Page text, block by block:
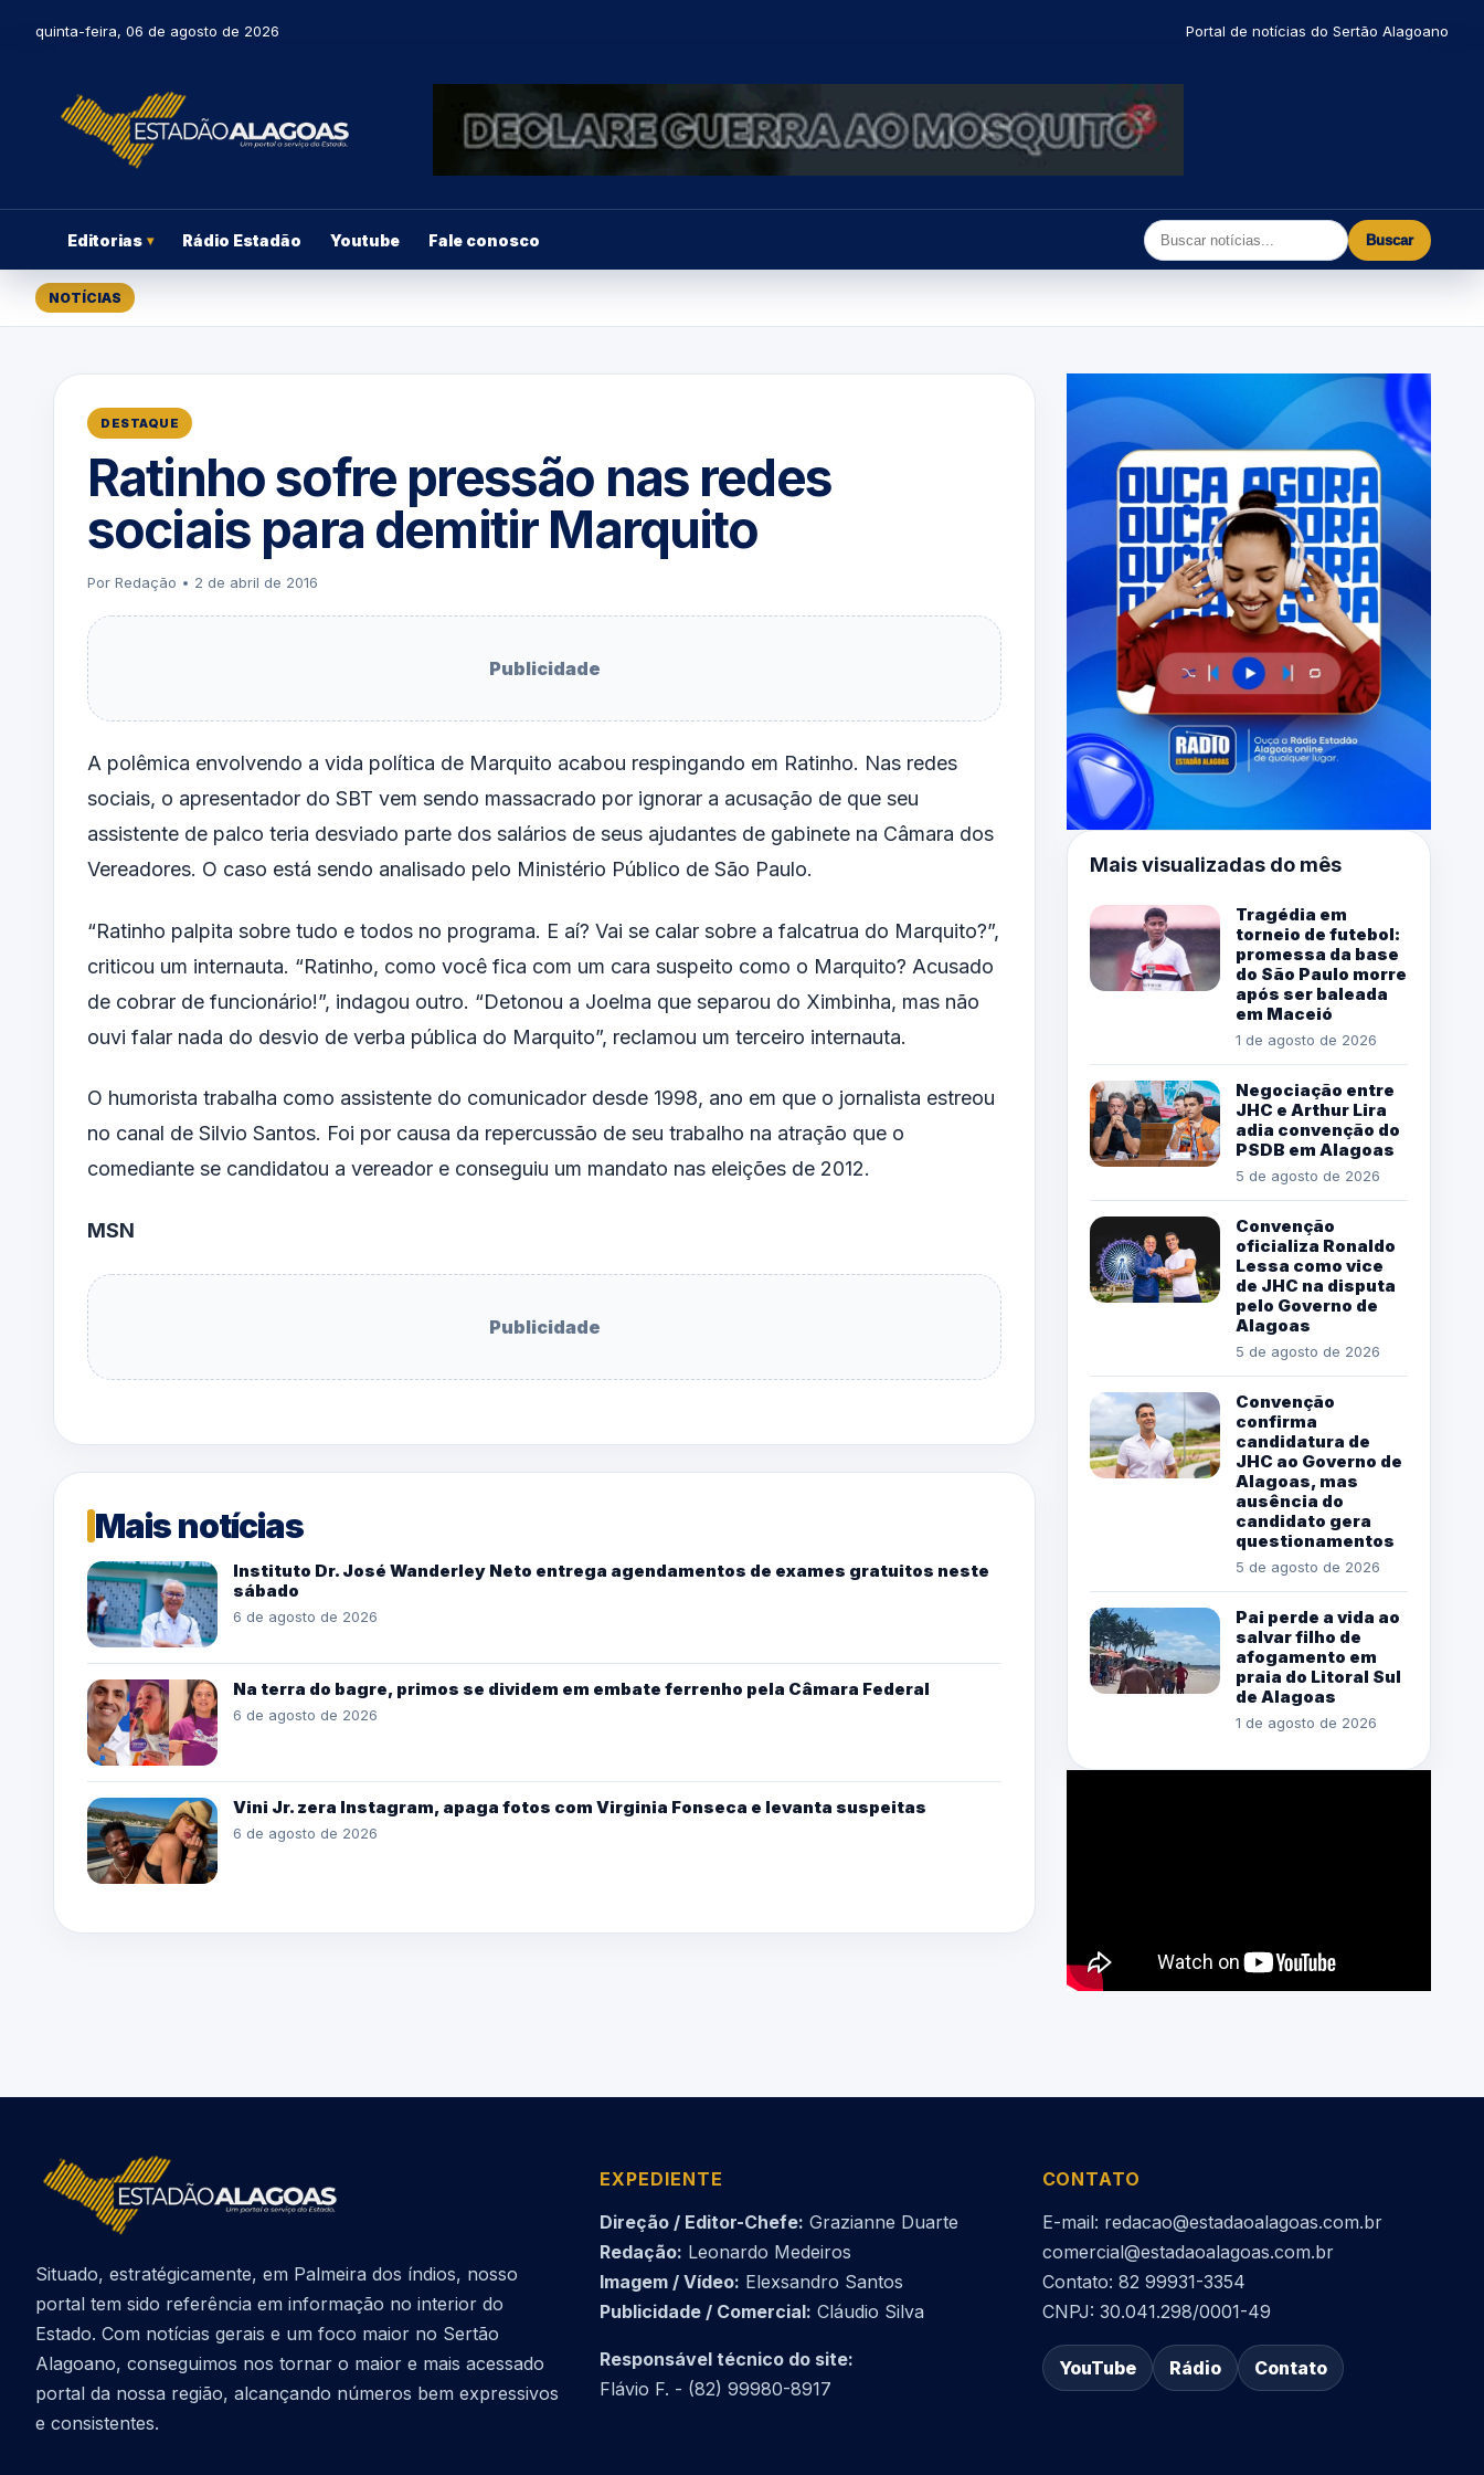
quinta-feira, 06 de agosto de 2026 Portal de notícias do Sertão Alagoano
Editorias ▾ Rádio Estadão Youtube Fale conosco Buscar
NOTÍCIAS
DESTAQUE
Ratinho sofre pressão nas redes
sociais para demitir Marquito
Por Redação • 2 de abril de 2016
Publicidade
A polêmica envolvendo a vida política de Marquito acabou respingando em Ratinho. Nas redes
sociais, o apresentador do SBT vem sendo massacrado por ignorar a acusação de que seu
assistente de palco teria desviado parte dos salários de seus ajudantes de gabinete na Câmara dos
Vereadores. O caso está sendo analisado pelo Ministério Público de São Paulo.
“Ratinho palpita sobre tudo e todos no programa. E aí? Vai se calar sobre a falcatrua do Marquito?”,
criticou um internauta. “Ratinho, como você fica com um cara suspeito como o Marquito? Acusado
de cobrar de funcionário!”, indagou outro. “Detonou a Joelma que separou do Ximbinha, mas não
ouvi falar nada do desvio de verba pública do Marquito”, reclamou um terceiro internauta.
O humorista trabalha como assistente do comunicador desde 1998, ano em que o jornalista estreou
no canal de Silvio Santos. Foi por causa da repercussão de seu trabalho na atração que o
comediante se candidatou a vereador e conseguiu um mandato nas eleições de 2012.
MSN
Publicidade
Mais notícias
Instituto Dr. José Wanderley Neto entrega agendamentos de exames gratuitos neste
sábado
6 de agosto de 2026
Na terra do bagre, primos se dividem em embate ferrenho pela Câmara Federal
6 de agosto de 2026
Vini Jr. zera Instagram, apaga fotos com Virginia Fonseca e levanta suspeitas
6 de agosto de 2026
Mais visualizadas do mês
Tragédia em
torneio de futebol:
promessa da base
do São Paulo morre
após ser baleada
em Maceió
1 de agosto de 2026
Negociação entre
JHC e Arthur Lira
adia convenção do
PSDB em Alagoas
5 de agosto de 2026
Convenção
oficializa Ronaldo
Lessa como vice
de JHC na disputa
pelo Governo de
Alagoas
5 de agosto de 2026
Convenção
confirma
candidatura de
JHC ao Governo de
Alagoas, mas
ausência do
candidato gera
questionamentos
5 de agosto de 2026
Pai perde a vida ao
salvar filho de
afogamento em
praia do Litoral Sul
de Alagoas
1 de agosto de 2026
Situado, estratégicamente, em Palmeira dos índios, nosso
portal tem sido referência em informação no interior do
Estado. Com notícias gerais e um foco maior no Sertão
Alagoano, conseguimos nos tornar o maior e mais acessado
portal da nossa região, alcançando números bem expressivos
e consistentes.
EXPEDIENTE
Direção / Editor-Chefe: Grazianne Duarte
Redação: Leonardo Medeiros
Imagem / Vídeo: Elexsandro Santos
Publicidade / Comercial: Cláudio Silva
Responsável técnico do site:
Flávio F. - (82) 99980-8917
CONTATO
E-mail: redacao@estadaoalagoas.com.br
comercial@estadaoalagoas.com.br
Contato: 82 99931-3354
CNPJ: 30.041.298/0001-49
YouTube Rádio Contato